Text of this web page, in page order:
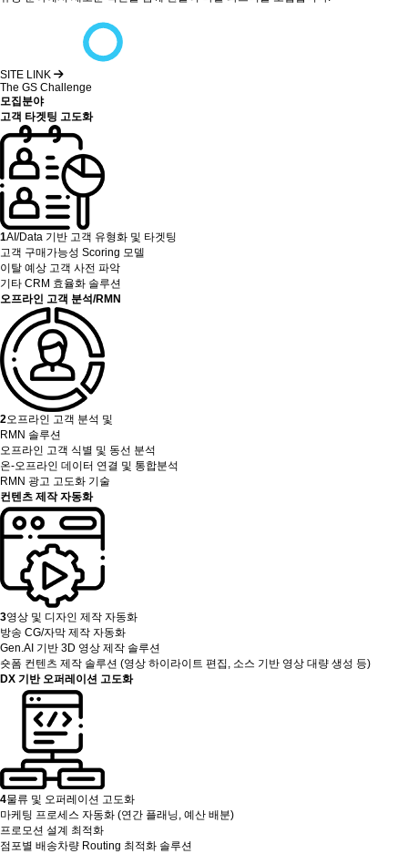
SITE LINK
The GS Challenge
모집분야
고객 타겟팅 고도화
1AI/Data 기반 고객 유형화 및 타겟팅
고객 구매가능성 Scoring 모델
이탈 예상 고객 사전 파악
기타 CRM 효율화 솔루션
오프라인 고객 분석/RMN
2오프라인 고객 분석 및
RMN 솔루션
오프라인 고객 식별 및 동선 분석
온-오프라인 데이터 연결 및 통합분석
RMN 광고 고도화 기술
컨텐츠 제작 자동화
3영상 및 디자인 제작 자동화
방송 CG/자막 제작 자동화
Gen.AI 기반 3D 영상 제작 솔루션
숏폼 컨텐츠 제작 솔루션 (영상 하이라이트 편집, 소스 기반 영상 대량 생성 등)
DX 기반 오퍼레이션 고도화
4물류 및 오퍼레이션 고도화
마케팅 프로세스 자동화 (연간 플래닝, 예산 배분)
프로모션 설계 최적화
점포별 배송차량 Routing 최적화 솔루션